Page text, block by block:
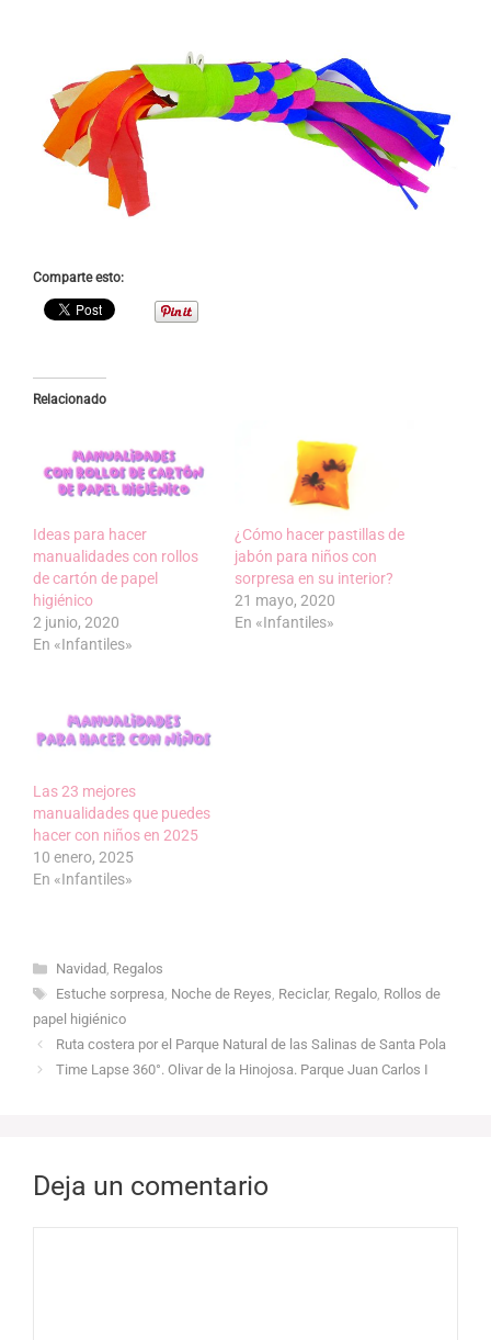
Comparte esto:
Relacionado
Ideas para hacer
manualidades con rollos
de cartón de papel
higiénico
2 junio, 2020
En «Infantiles»
¿Cómo hacer pastillas de
jabón para niños con
sorpresa en su interior?
21 mayo, 2020
En «Infantiles»
Las 23 mejores
manualidades que puedes
hacer con niños en 2025
10 enero, 2025
En «Infantiles»
Categorías
Navidad, Regalos
Etiquetas
Estuche sorpresa, Noche de Reyes, Reciclar, Regalo, Rollos de
papel higiénico
Ruta costera por el Parque Natural de las Salinas de Santa Pola
Time Lapse 360°. Olivar de la Hinojosa. Parque Juan Carlos I
Deja un comentario